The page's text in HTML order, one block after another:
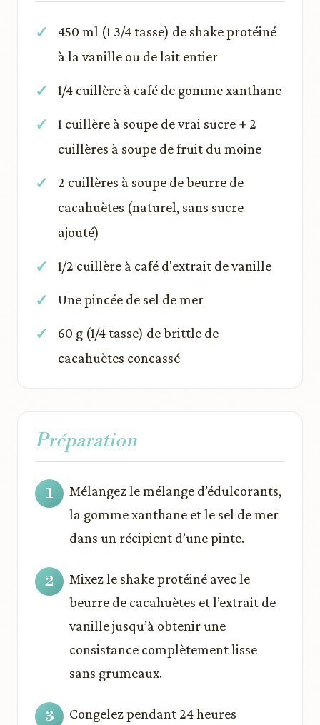
450 ml (1 3/4 tasse) de shake protéiné
à la vanille ou de lait entier
1/4 cuillère à café de gomme xanthane
1 cuillère à soupe de vrai sucre + 2
cuillères à soupe de fruit du moine
2 cuillères à soupe de beurre de
cacahuètes (naturel, sans sucre
ajouté)
1/2 cuillère à café d'extrait de vanille
Une pincée de sel de mer
60 g (1/4 tasse) de brittle de
cacahuètes concassé
Préparation
Mélangez le mélange d’édulcorants,
la gomme xanthane et le sel de mer
dans un récipient d’une pinte.
Mixez le shake protéiné avec le
beurre de cacahuètes et l’extrait de
vanille jusqu’à obtenir une
consistance complètement lisse
sans grumeaux.
Congelez pendant 24 heures